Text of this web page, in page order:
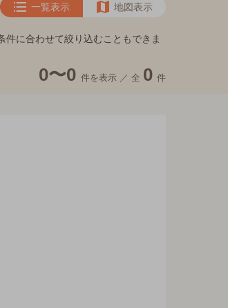
一覧表示 地図表示
に合わせて絞り込むこともできま
0〜0 件を表示 ／ 全 0 件